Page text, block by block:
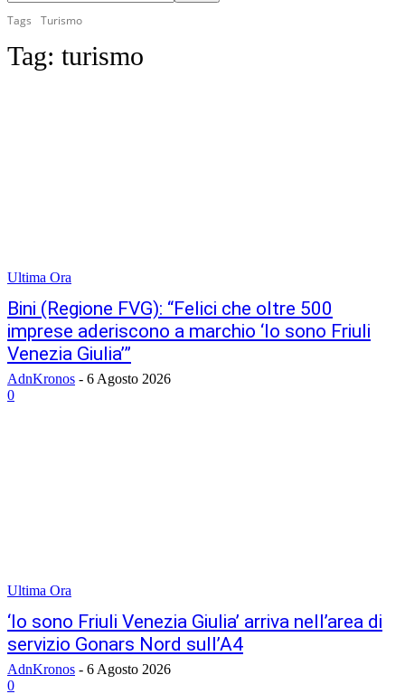
Tags Turismo
Tag: turismo
Ultima Ora
Bini (Regione FVG): “Felici che oltre 500
imprese aderiscono a marchio ‘Io sono Friuli
Venezia Giulia’”
AdnKronos - 6 Agosto 2026
0
Ultima Ora
‘Io sono Friuli Venezia Giulia’ arriva nell’area di
servizio Gonars Nord sull’A4
AdnKronos - 6 Agosto 2026
0